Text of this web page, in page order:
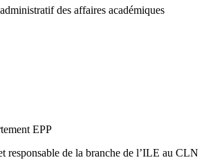
des affaires académiques
EPP
de la branche de l’ILE au CLN